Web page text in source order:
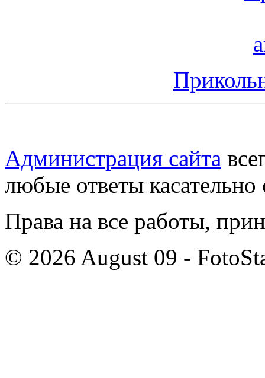
Администрация сайта
любые ответы касательно
Права на все работы,
© 2026 August 09 -